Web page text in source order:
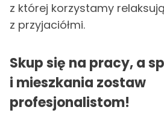
z której korzystamy
z przyjaciółmi.
Skup się na pracy, a
i mieszkania zostaw
profesjonalistom!